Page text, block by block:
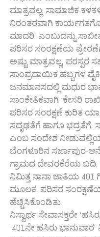
ನಿರಂತರವಾಗಿ
ಮಾದರಿ’ ಎಂಬುದನ್ನು
ಪರಿಸರ ಸಂರಕ್ಷಣೆಯ
ಅಷ್ಟು ಮಾತ್ರವಲ್ಲ,
ಸಾಂಪ್ರದಾಯಿಕ ಹಬ್ಬಗಳ
ಜನಮಾನಸದಲ್ಲಿ ಮಧುರ
ಸಾಂಕೇತಿಕವಾಗಿ ‘ಕೇಸರಿ
ಪರಿಸರ ಸಂರಕ್ಷಣೆ ಕುರಿತ
ಸದೃಢತೆಗೆ ಹಾಗೂ ಭದ್ರತೆಗೆ,
ಎಂಬ ಸಂದೇಶ
ಬೆಂಗಳೂರಿನ ಸರ್ಜಾಪುರ-
ಗ್ರಾಮದ ದೇವರಕೆರೆಯ ಬದಿ,
ನಿಮಿತ್ತ ನಾನಾ ಜಾತಿಯ 401
ಮೂಲಕ, ಪರಿಸರ ಸಂರಕ್ಷಣೆಯ
ಹೆಚ್ಚಿಸಿಕೊಂಡಿತು.
ನಿಸ್ವಾರ್ಥ ಸೇವಾಸಕ್ತರೇ
‘401ನೇ ಹಸಿರು
ಸಿದ್ದವಾಗಿದ್ದ ಹಿರಿಯ